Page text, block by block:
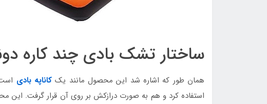
ساختار تشک بادی چند کاره
همان طور که اشاره شد این محصول مانند یک کاناپه بادی
استفاده کرد و هم به صورت درازکش بر روی آن قرار گرفت. این